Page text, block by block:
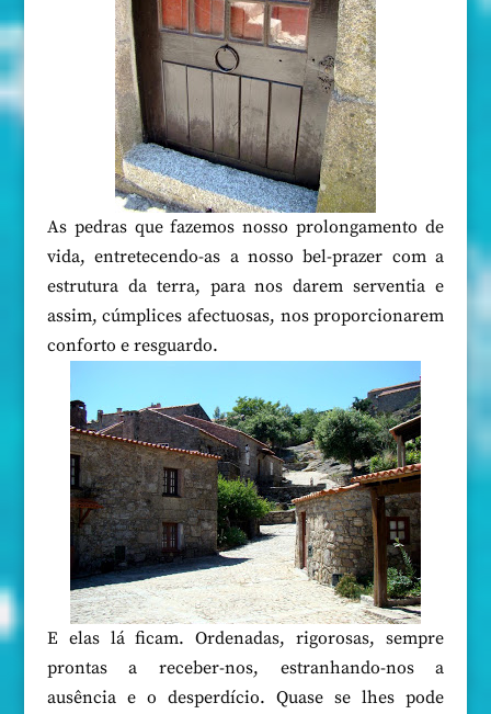
As pedras que fazemos nosso prolongamento de
vida, entretecendo-as a nosso bel-prazer com a
estrutura da terra, para nos darem serventia e
assim, cúmplices afectuosas, nos proporcionarem
conforto e resguardo.
E elas lá ficam. Ordenadas, rigorosas, sempre
prontas a receber-nos, estranhando-nos a
ausência e o desperdício. Quase se lhes pode